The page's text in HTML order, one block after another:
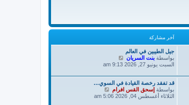
آخر مشاركة
جيل الطيبين في العالم
بواسطة بنت السريان
ا
د
آ
خ
ر
السبت يونيو 27, 2026 9:13 am
قد تفقد رخصة القيادة في السوي…
بواسطة إسحق القس افرام
ا
الثلاثاء أغسطس 04, 2026 5:06 am